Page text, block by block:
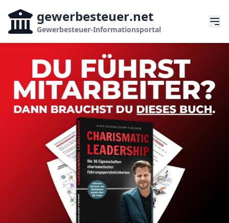
gewerbesteuer.net
Gewerbesteuer-Informationsportal